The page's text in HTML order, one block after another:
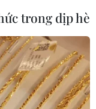
thờ Tắc Sậy
trong dịp hè